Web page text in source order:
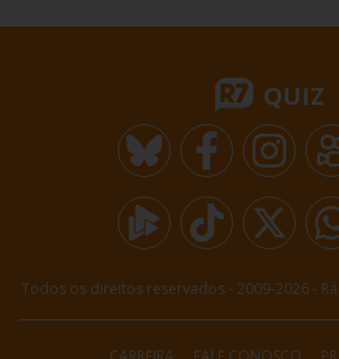
QUIZ
Todos os direitos reservados - 2009-2026-